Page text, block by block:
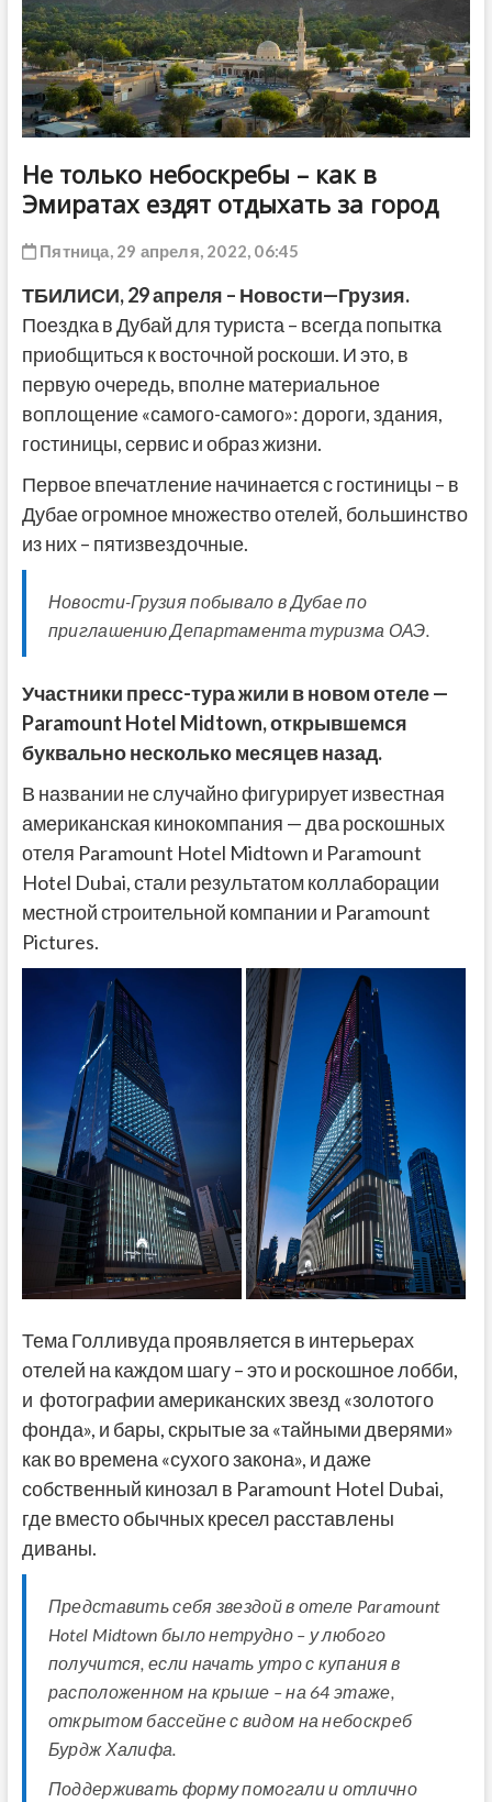
Не только небоскребы – как в
Эмиратах ездят отдыхать за город
Пятница, 29 апреля, 2022, 06:45
ТБИЛИСИ, 29апреля – Новости—Грузия.
Поездка в Дубай для туриста – всегда попытка
приобщиться к восточной роскоши. И это, в
первую очередь, вполне материальное
воплощение «самого-самого»: дороги, здания,
гостиницы, сервис и образ жизни.
Первое впечатление начинается с гостиницы – в
Дубае огромное множество отелей, большинство
из них – пятизвездочные.
Новости-Грузия побывало в Дубае по
приглашению Департамента туризма ОАЭ.
Участники пресс-тура жили в новом отеле —
Paramount Hotel Midtown, открывшемся
буквально несколько месяцев назад.
В названии не случайно фигурирует известная
американская кинокомпания — два роскошных
отеля Paramount Hotel Midtown и Paramount
Hotel Dubai, стали результатом коллаборации
местной строительной компании и Paramount
Pictures.
Тема Голливуда проявляется в интерьерах
отелей на каждом шагу – это и роскошное лобби,
и фотографии американских звезд «золотого
фонда», и бары, скрытые за «тайными дверями»
как во времена «сухого закона», и даже
собственный кинозал в Paramount Hotel Dubai,
где вместо обычных кресел расставлены
диваны.
Представить себя звездой в отеле Paramount
Hotel Midtown было нетрудно – у любого
получится, если начать утро с купания в
расположенном на крыше – на 64 этаже,
открытом бассейне с видом на небоскреб
Бурдж Халифа.
Поддерживать форму помогали и отлично